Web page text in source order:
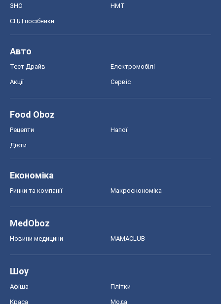
ЗНО НМТ
СНД посібники
Авто
Тест Драйв Електромобілі
Акції Сервіс
Food Oboz
Рецепти Напої
Дієти
Економіка
Ринки та компанії Макроекономіка
MedOboz
Новини медицини MAMACLUB
Шоу
Афіша Плітки
Краса Мода